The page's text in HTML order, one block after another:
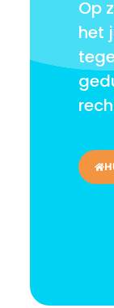
Op
het